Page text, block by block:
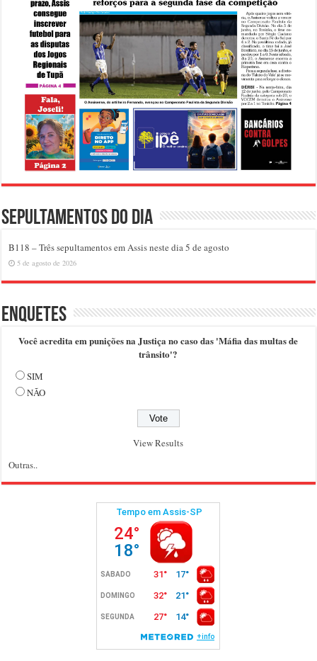
Sepultamentos do dia
B118 – Três sepultamentos em Assis neste dia 5 de agosto
5 de agosto de 2026
Enquetes
Você acredita em punições na Justiça no caso das 'Máfia das multas de
trânsito'?
SIM
NÃO
View Results
Outras..